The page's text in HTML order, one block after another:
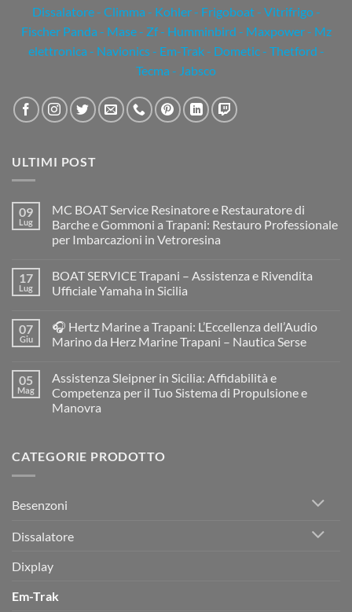
Dissalatore - Climma - Kohler - Frigoboat - Vitrifrigo -
Fischer Panda - Mase - Zf - Humminbird - Maxpower - Mz
elettronica - Navionics - Em-Trak - Dometic - Thetford -
Tecma - Jabsco
ULTIMI POST
09
Lug
MC BOAT Service Resinatore e Restauratore di
Barche e Gommoni a Trapani: Restauro Professionale
per Imbarcazioni in Vetroresina
su
MC
BOAT
e
Restauratore
di
Gommoni
a
Trapani:
Restauro
Vetroresina
17
Lug
BOAT SERVICE Trapani – Assistenza e Rivendita
Ufficiale Yamaha in Sicilia
su
BOAT
SERVICE
Assistenza
e
Rivendita
Ufficiale
07
Giu
🎧 Hertz Marine a Trapani: L’Eccellenza dell’Audio
Marino da Herz Marine Trapani – Nautica Serse
su
🎧
Hertz
Marine
Marino
Trapani
–
Serse
05
Mag
Assistenza Sleipner in Sicilia: Affidabilità e
Competenza per il Tuo Sistema di Propulsione e
Manovra
Assistenza
Sleipner
e
il
di
Manovra
CATEGORIE PRODOTTO
Besenzoni
Dissalatore
Dixplay
Em-Trak